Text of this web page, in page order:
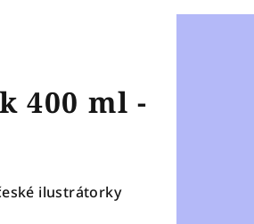
400 ml -
ilustrátorky